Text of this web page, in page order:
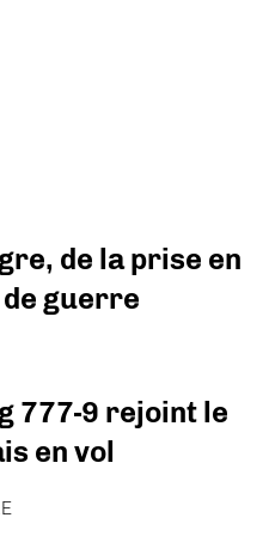
de la prise en
guerre
777-9 rejoint le
en vol